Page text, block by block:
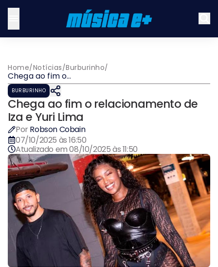
Home/Notícias/Burburinho/
Chega ao fim o
relacionamento de Iza e
Yuri Lima
BURBURINHO
Chega ao fim o relacionamento de
Iza e Yuri Lima
Por Robson Cobain
07/10/2025 às 16:50
Atualizado em08/10/2025 às 11:50